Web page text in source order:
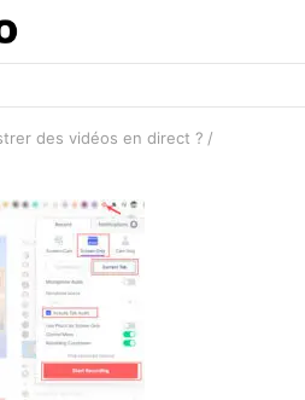
Excel ? Voici 7 solutions !
des vidéos en direct ? /